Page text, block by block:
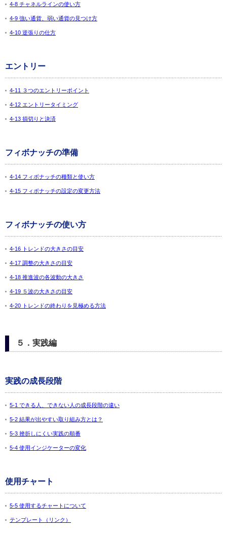
4-8 チャネルラインの使い方
4-9 強い通貨、弱い通貨の見つけ方
4-10 逆張りの仕方
エントリー
4-11 ３つのエントリーポイント
4-12 エントリータイミング
4-13 損切りと決済
フィボナッチの準備
4-14 フィボナッチの種類と使い方
4-15 フィボナッチの設定の変更方法
フィボナッチの使い方
4-16 トレンドの大きさの目安
4-17 調整の大きさの目安
4-18 推進波の各波動の大きさ
4-19 ５波の大きさの目安
4-20 トレンドの終わりを見極める方法
５．実践編
実践の成長段階
5-1 できる人、できない人の成長段階の違い
5-2 結果が出やすい取り組み方とは？
5-3 挫折しにくい実践の順番
5-4 使用インジケーターの変化
使用チャート
5-5 使用するチャートについて
テンプレート（リンク）